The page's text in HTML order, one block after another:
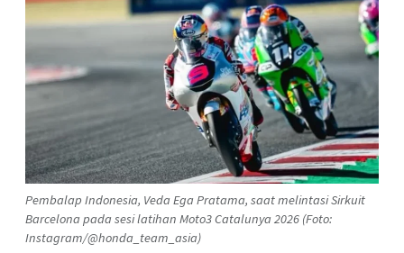
Pembalap Indonesia, Veda Ega Pratama, saat melintasi Sirkuit
Barcelona pada sesi latihan Moto3 Catalunya 2026 (Foto:
Instagram/@honda_team_asia)